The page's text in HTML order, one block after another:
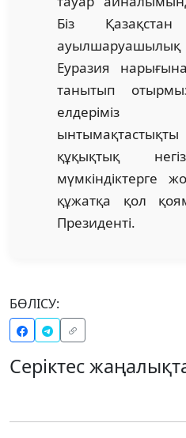
Біз
Еуразия
танытып
ынтымақтастықты
құқықтық
мүмкіндіктерге
құжатқа қол
Президенті.
БӨЛІСУ:
Серіктес